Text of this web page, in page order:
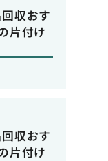
収おす
片付け
収おす
片付け